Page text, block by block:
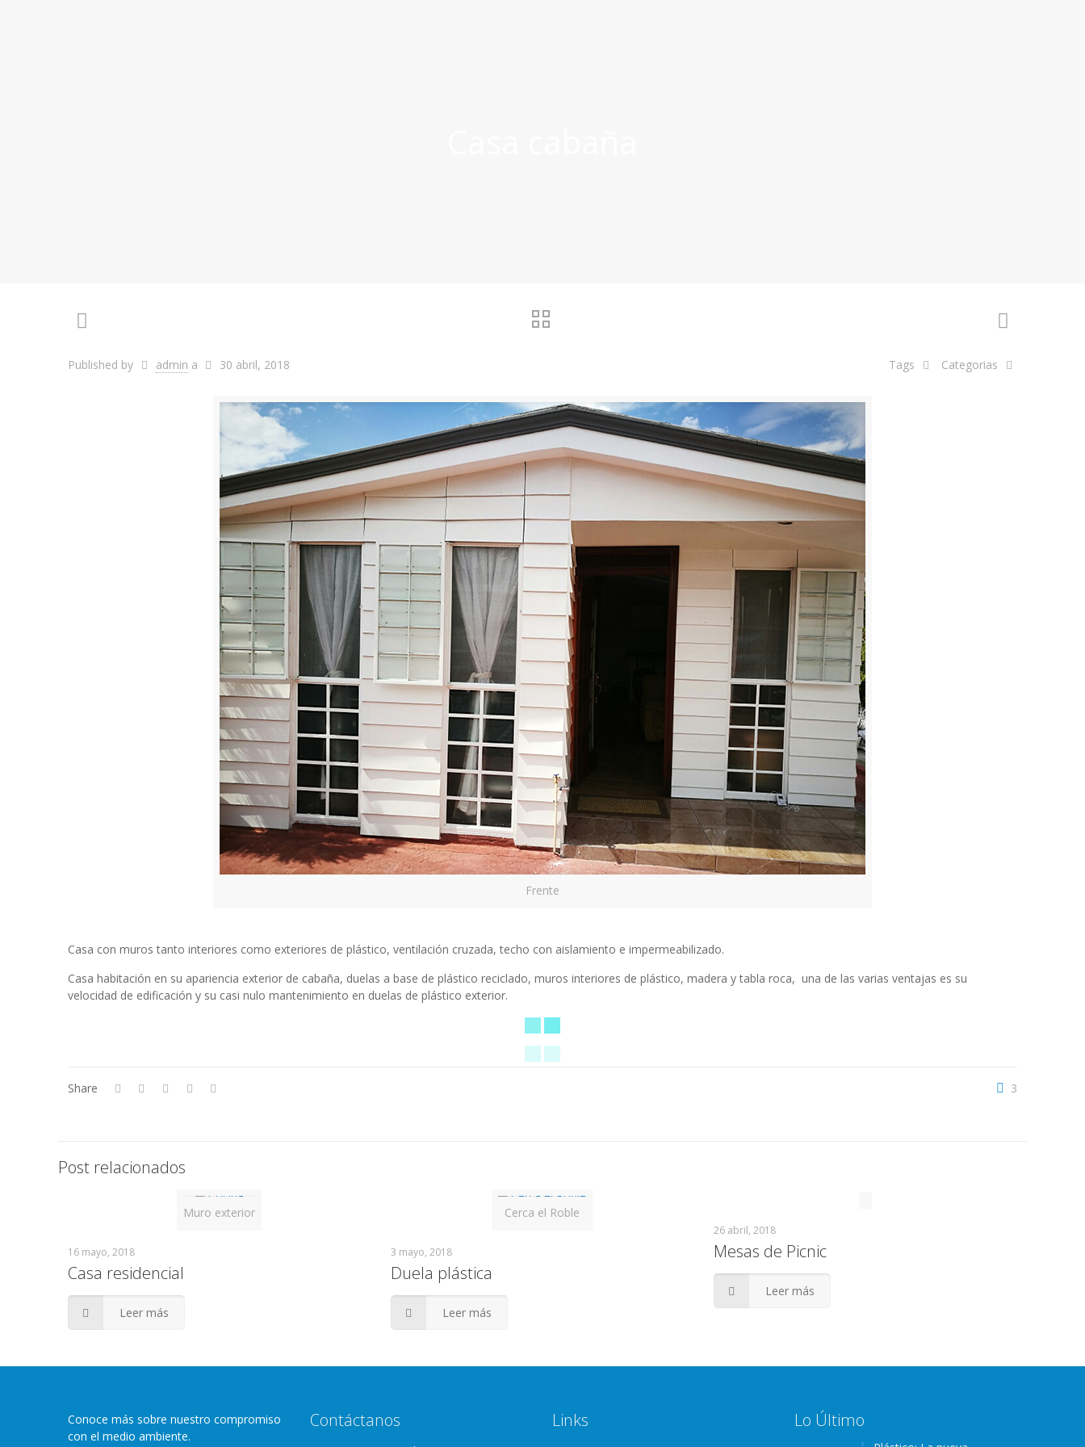
Published by admin a 30 abril, 2018 Categorias
Tags
Frente
Casa con muros tanto interiores como exteriores de plástico, ventilación cruzada, techo con aislamiento e impermeabilizado.
Casa habitación en su apariencia exterior de cabaña, duelas a base de plástico reciclado, muros interiores de plástico, madera y tabla roca, una de las varias ventajas es su
velocidad de edificación y su casi nulo mantenimiento en duelas de plástico exterior.
Share 3
Post relacionados
Muro exterior
16 mayo, 2018
Casa residencial
Leer más
Cerca el Roble
3 mayo, 2018
Duela plástica
Leer más
26 abril, 2018
Mesas de Picnic
Leer más
Conoce más sobre nuestro compromiso
con el medio ambiente.
Contáctanos Links Lo Último